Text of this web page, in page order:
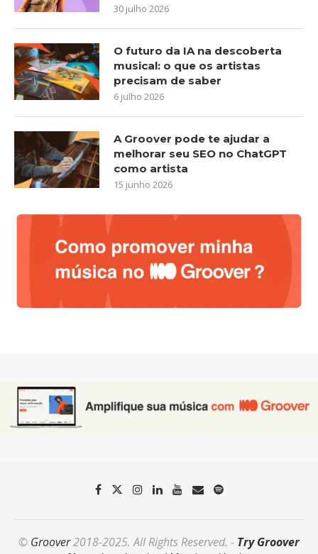
30 julho 2026
O futuro da IA na descoberta
musical: o que os artistas
precisam de saber
6 julho 2026
A Groover pode te ajudar a
melhorar seu SEO no ChatGPT
como artista
15 junho 2026
© Groover2018-2025. All Rights Reserved. - Try Groover